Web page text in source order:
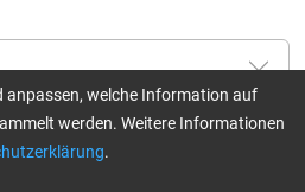
Epoxidharz L
anpassen, welche Information auf
werden. Weitere Informationen
.